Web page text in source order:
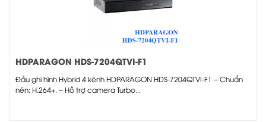
HDPARAGON HDS-7204QTVI-F1
Đầu ghi hình Hybrid 4 kênh HDPARAGON HDS-7204QTVI-F1 – Chuẩn
nén: H.264+. – Hỗ trợ camera Turbo...